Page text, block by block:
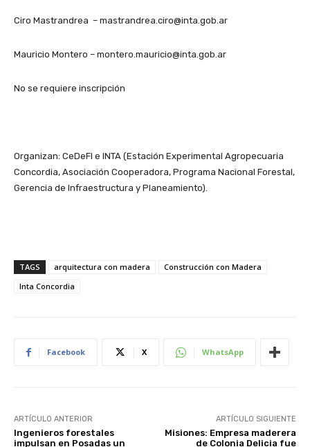
Ciro Mastrandrea – mastrandrea.ciro@inta.gob.ar
Mauricio Montero – montero.mauricio@inta.gob.ar
No se requiere inscripción
Organizan: CeDeFI e INTA (Estación Experimental Agropecuaria
Concordia, Asociación Cooperadora, Programa Nacional Forestal,
Gerencia de Infraestructura y Planeamiento).
TAGS arquitectura con madera
Construcción con Madera
Inta Concordia
Facebook X WhatsApp
ARTÍCULO ANTERIOR
Ingenieros forestales
impulsan en Posadas un
ARTÍCULO SIGUIENTE
Misiones: Empresa maderera
de Colonia Delicia fue